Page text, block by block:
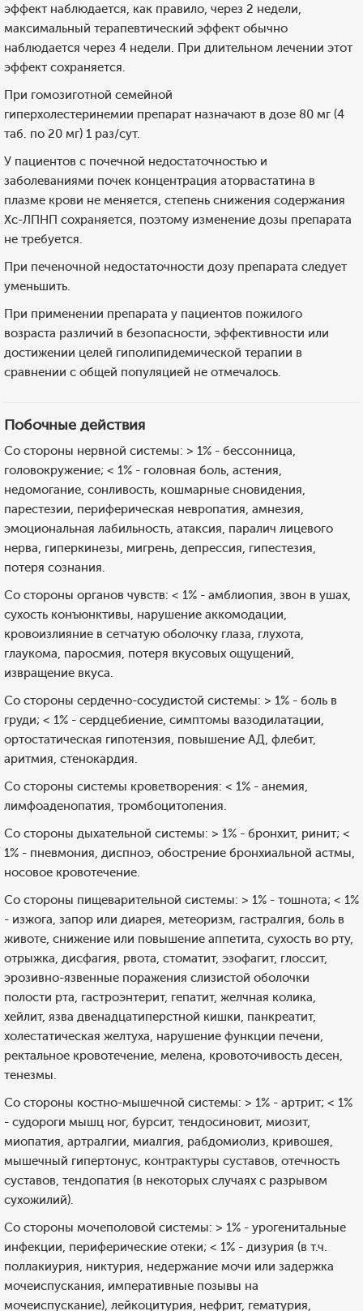
эффект наблюдается, как правило, через 2 недели,
максимальный терапевтический эффект обычно
наблюдается через 4 недели. При длительном лечении этот
эффект сохраняется.
При гомозиготной семейной
гиперхолестеринемии препарат назначают в дозе 80 мг (4
таб. по 20 мг) 1 раз/сут.
У пациентов с почечной недостаточностью и
заболеваниями почек концентрация аторвастатина в
плазме крови не меняется, степень снижения содержания
Хс-ЛПНП сохраняется, поэтому изменение дозы препарата
не требуется.
При печеночной недостаточности дозу препарата следует
уменьшить.
При применении препарата у пациентов пожилого
возраста различий в безопасности, эффективности или
достижении целей гиполипидемической терапии в
сравнении с общей популяцией не отмечалось.
Побочные действия
Со стороны нервной системы: > 1% - бессонница,
головокружение; < 1% - головная боль, астения,
недомогание, сонливость, кошмарные сновидения,
парестезии, периферическая невропатия, амнезия,
эмоциональная лабильность, атаксия, паралич лицевого
нерва, гиперкинезы, мигрень, депрессия, гипестезия,
потеря сознания.
Со стороны органов чувств: < 1% - амблиопия, звон в ушах,
сухость конъюнктивы, нарушение аккомодации,
кровоизлияние в сетчатую оболочку глаза, глухота,
глаукома, паросмия, потеря вкусовых ощущений,
извращение вкуса.
Со стороны сердечно-сосудистой системы: > 1% - боль в
груди; < 1% - сердцебиение, симптомы вазодилатации,
ортостатическая гипотензия, повышение АД, флебит,
аритмия, стенокардия.
Со стороны системы кроветворения: < 1% - анемия,
лимфоаденопатия, тромбоцитопения.
Со стороны дыхательной системы: > 1% - бронхит, ринит; <
1% - пневмония, диспноэ, обострение бронхиальной астмы,
носовое кровотечение.
Со стороны пищеварительной системы: > 1% - тошнота; < 1%
- изжога, запор или диарея, метеоризм, гастралгия, боль в
животе, снижение или повышение аппетита, сухость во рту,
отрыжка, дисфагия, рвота, стоматит, эзофагит, глоссит,
эрозивно-язвенные поражения слизистой оболочки
полости рта, гастроэнтерит, гепатит, желчная колика,
хейлит, язва двенадцатиперстной кишки, панкреатит,
холестатическая желтуха, нарушение функции печени,
ректальное кровотечение, мелена, кровоточивость десен,
тенезмы.
Со стороны костно-мышечной системы: > 1% - артрит; < 1%
- судороги мышц ног, бурсит, тендосиновит, миозит,
миопатия, артралгии, миалгия, рабдомиолиз, кривошея,
мышечный гипертонус, контрактуры суставов, отечность
суставов, тендопатия (в некоторых случаях с разрывом
сухожилий).
Со стороны мочеполовой системы: > 1% - урогенитальные
инфекции, периферические отеки; < 1% - дизурия (в т.ч.
поллакиурия, никтурия, недержание мочи или задержка
мочеиспускания, императивные позывы на
мочеиспускание), лейкоцитурия, нефрит, гематурия,